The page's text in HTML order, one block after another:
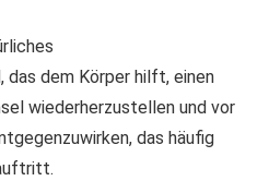
das dem Körper hilft, einen
wiederherzustellen und vor
das häufig